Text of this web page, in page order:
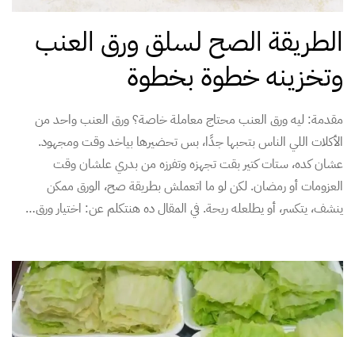
الطريقة الصح لسلق ورق العنب
وتخزينه خطوة بخطوة
مقدمة: ليه ورق العنب محتاج معاملة خاصة؟ ورق العنب واحد من
الأكلات اللي الناس بتحبها جدًا، بس تحضيرها بياخد وقت ومجهود.
عشان كده، ستات كتير بقت تجهزه وتفرزه من بدري علشان وقت
العزومات أو رمضان. لكن لو ما اتعملش بطريقة صح، الورق ممكن
ينشف، يتكسر، أو يطلعله ريحة. في المقال ده هنتكلم عن: اختيار ورق…